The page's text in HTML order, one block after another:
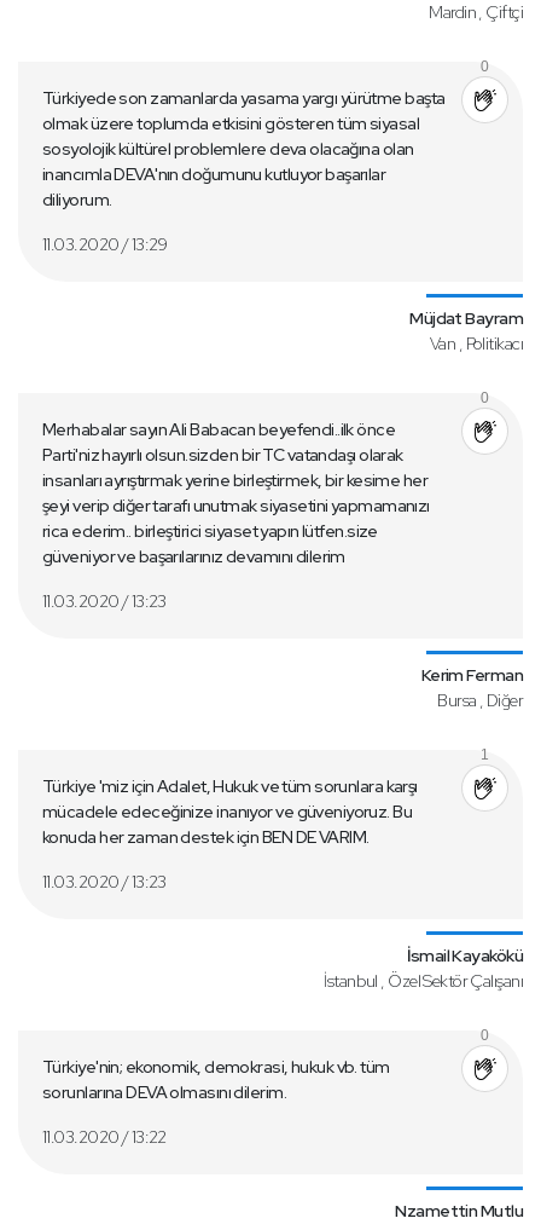
Mardin , Çiftçi
Türkiyede son zamanlarda yasama yargı yürütme başta
olmak üzere toplumda etkisini gösteren tüm siyasal
sosyolojik kültürel problemlere deva olacağına olan
inancımla DEVA'nın doğumunu kutluyor başarılar
diliyorum.
11.03.2020 / 13:29
0
Müjdat Bayram
Van , Politikacı
Merhabalar sayın Ali Babacan beyefendi..ilk önce
Parti'niz hayırlı olsun.sizden bir TC vatandaşı olarak
insanları ayrıştırmak yerine birleştirmek, bir kesime her
şeyi verip diğer tarafı unutmak siyasetini yapmamanızı
rica ederim.. birleştirici siyaset yapın lütfen.size
güveniyor ve başarılarınız devamını dilerim
11.03.2020 / 13:23
0
Kerim Ferman
Bursa , Diğer
Türkiye 'miz için Adalet, Hukuk ve tüm sorunlara karşı
mücadele edeceğinize inanıyor ve güveniyoruz. Bu
konuda her zaman destek için BEN DE VARIM.
11.03.2020 / 13:23
1
İsmail Kayakökü
İstanbul , Özel Sektör Çalışanı
Türkiye'nin; ekonomik, demokrasi, hukuk vb. tüm
sorunlarına DEVA olmasını dilerim.
11.03.2020 / 13:22
0
Nzamettin Mutlu